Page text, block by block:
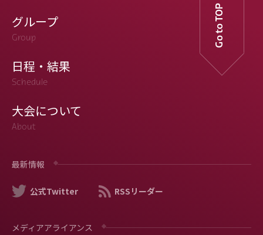
グループ
Group
日程・結果
Schedule
大会について
About
最新情報
公式Twitter RSSリーダー
メディアアライアンス
Go to TOP